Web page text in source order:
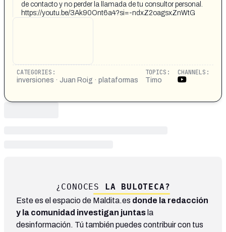
de contacto y no perder la llamada de tu consultor personal.
https://youtu.be/3Ak90Ont6a4?si=-ndxZ2oagsxZnWtG
CATEGORIES:
inversiones · Juan Roig · plataformas
TOPICS:
Timo
CHANNELS:
¿CONOCES LA BULOTECA?
Este es el espacio de Maldita.es donde la redacción
y la comunidad investigan juntas la
desinformación. Tú también puedes contribuir con tus